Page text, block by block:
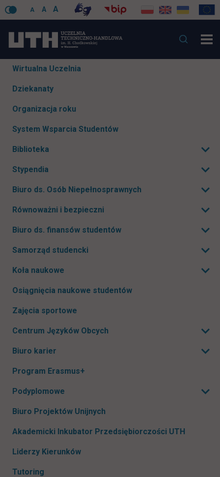
A A A
Pomiń
Wirtualna Uczelnia
Dziekanaty
Organizacja roku
System Wsparcia Studentów
Biblioteka Rozwiń podmenu
Stypendia Rozwiń podmenu
Biuro ds. Osób Niepełnosprawnych Rozwiń podmenu
Równoważni i bezpieczni Rozwiń podmenu
Biuro ds. finansów studentów Rozwiń podmenu
Samorząd studencki Rozwiń podmenu
Koła naukowe
Osiągnięcia naukowe studentów
Zajęcia sportowe
Centrum Języków Obcych Rozwiń podmenu
Biuro karier Rozwiń podmenu
Program Erasmus+
Podyplomowe
Biuro Projektów Unijnych
Akademicki Inkubator Przedsiębiorczości UTH
Liderzy Kierunków
Tutoring